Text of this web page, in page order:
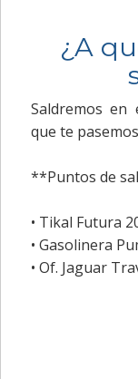
¿A
Saldremos
que te
**Puntos de
• Tikal Futura
• Gasolinera
• Of. Jaguar